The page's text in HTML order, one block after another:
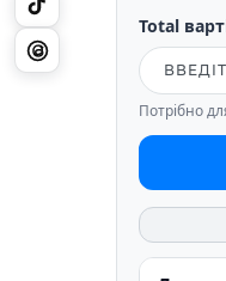
Total
Потрібно